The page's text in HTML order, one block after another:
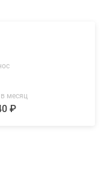
месяц
₽